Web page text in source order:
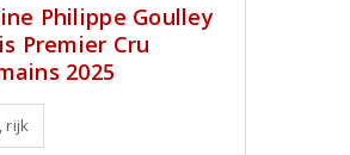
Philippe Goulley
Premier Cru
2025
rijk